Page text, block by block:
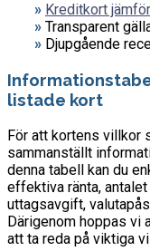
» Kreditkort
» Transparent
» Djupgående
listade kort
För att kortens villkor
sammanställt
denna tabell kan du
effektiva ränta,
uttagsavgift,
Därigenom hoppas vi
att ta reda på viktiga